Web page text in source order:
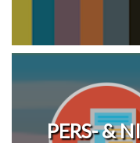
PERS- &